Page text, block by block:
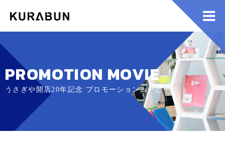
PROMOTION MOVIE
うさぎや開店20年記念 プロモーションムービー